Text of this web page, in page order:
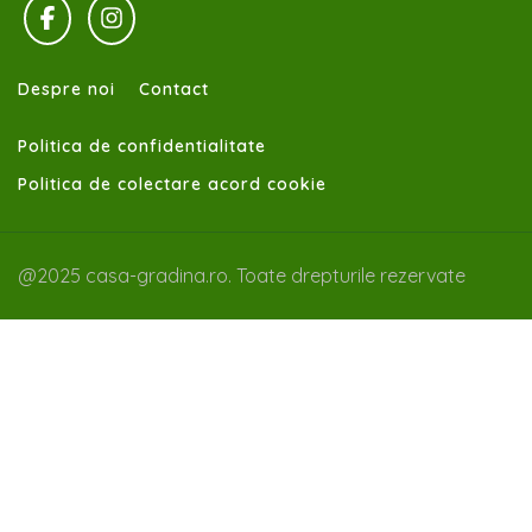
Despre noi Contact
Politica de confidentialitate
Politica de colectare acord cookie
@2025 casa-gradina.ro. Toate drepturile rezervate